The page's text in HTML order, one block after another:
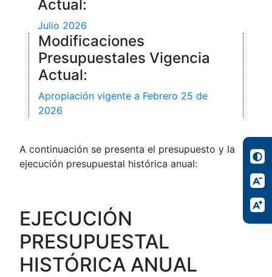
Actual:
Julio 2026
Modificaciones
Presupuestales Vigencia
Actual:
Apropiación vigente a Febrero 25 de
2026
A continuación se presenta el presupuesto y la
ejecución presupuestal histórica anual:
EJECUCIÓN
PRESUPUESTAL
HISTÓRICA ANUAL